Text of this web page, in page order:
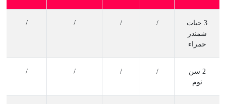
3 حبات
شمندر
حمراء
/
/
/
/
2 سن
ثوم
/
/
/
/